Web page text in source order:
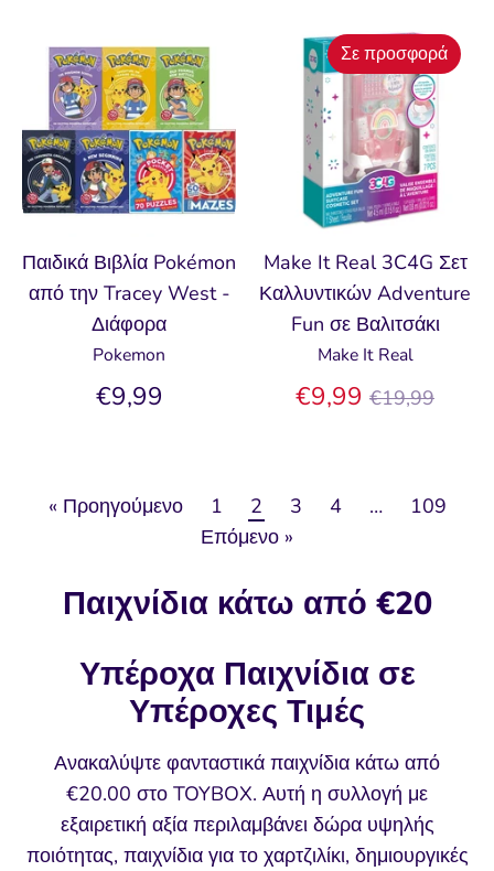
Παιδικά Βιβλία Pokémon
από την Tracey West -
Διάφορα
Pokemon
€9,99
Make It Real 3C4G Σετ
Καλλυντικών Adventure
Fun σε Βαλιτσάκι
Make It Real
€9,99 Κανονική
€19,99
Σε προσφορά
« Προηγούμενο 1 2 3 4 …
109
Επόμενο »
Παιχνίδια κάτω από €20
Υπέροχα Παιχνίδια σε
Υπέροχες Τιμές
Ανακαλύψτε φανταστικά παιχνίδια κάτω από
€20.00 στο TOYBOX. Αυτή η συλλογή με
εξαιρετική αξία περιλαμβάνει δώρα υψηλής
ποιότητας, παιχνίδια για το χαρτζιλίκι, δημιουργικές